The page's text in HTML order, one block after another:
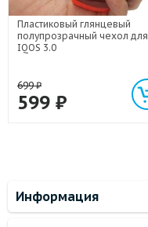
Пластиковый глянцевый
полупрозрачный чехол для
IQOS 3.0
699₽
599 ₽
Информация